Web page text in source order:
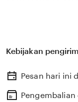
Melalui sistem
percaya bahwa
pesat di pasar
kami terus
Kebijakan
Pesan hari ini